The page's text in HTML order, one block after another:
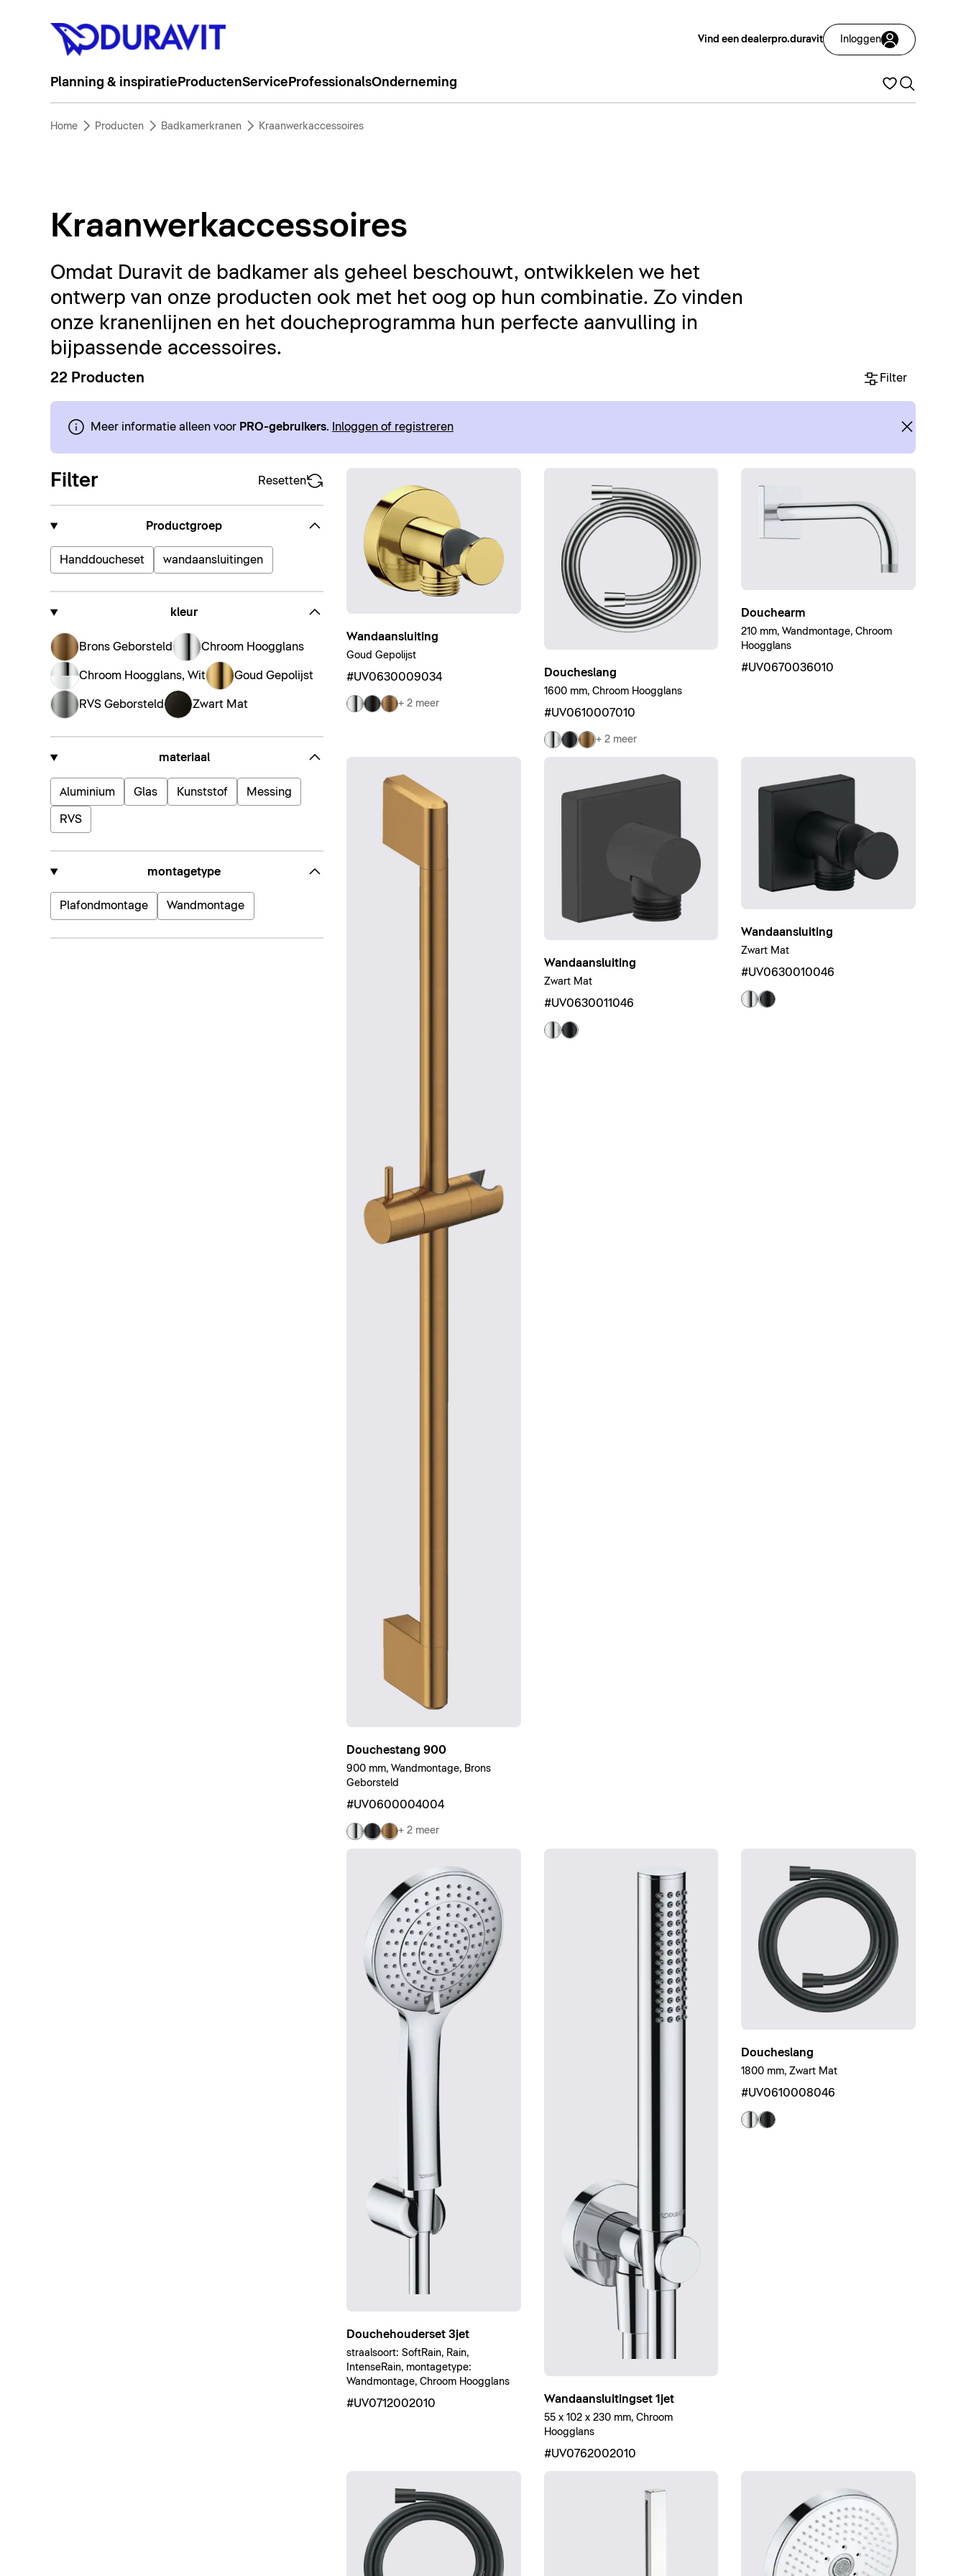
Vind een dealerpro.duravit Inloggen
Planning & inspiratie ProductenService ProfessionalsOnderneming
Home Producten Badkamerkranen Kraanwerkaccessoires
Kraanwerkaccessoires
Omdat Duravit de badkamer als geheel beschouwt, ontwikkelen we het
ontwerp van onze producten ook met het oog op hun combinatie. Zo vinden
onze kranenlijnen en het doucheprogramma hun perfecte aanvulling in
bijpassende accessoires.
22 Producten Filter
Meer informatie alleen voor PRO-gebruikers. Inloggen of registreren
Filter Resetten
Productgroep
Handdoucheset wandaansluitingen
kleur
Brons Geborsteld Chroom Hoogglans
Chroom Hoogglans, Wit Goud Gepolijst
RVS Geborsteld Zwart Mat
materiaal
Aluminium Glas Kunststof Messing
RVS
montagetype
Plafondmontage Wandmontage
Wandaansluiting
Goud Gepolijst
#UV0630009034
+ 2 meer
Doucheslang
1600 mm, Chroom Hoogglans
#UV0610007010
+ 2 meer
Douchearm
210 mm, Wandmontage, Chroom
Hoogglans
#UV0670036010
Douchestang 900
900 mm, Wandmontage, Brons
Geborsteld
#UV0600004004
+ 2 meer
Wandaansluiting
Zwart Mat
#UV0630011046
Wandaansluiting
Zwart Mat
#UV0630010046
Douchehouderset 3jet
straalsoort: SoftRain, Rain,
IntenseRain, montagetype:
Wandmontage, Chroom Hoogglans
#UV0712002010 Wandaansluitingset 1jet
55 x 102 x 230 mm, Chroom
Hoogglans
#UV0762002010
Doucheslang
1800 mm, Zwart Mat
#UV0610008046